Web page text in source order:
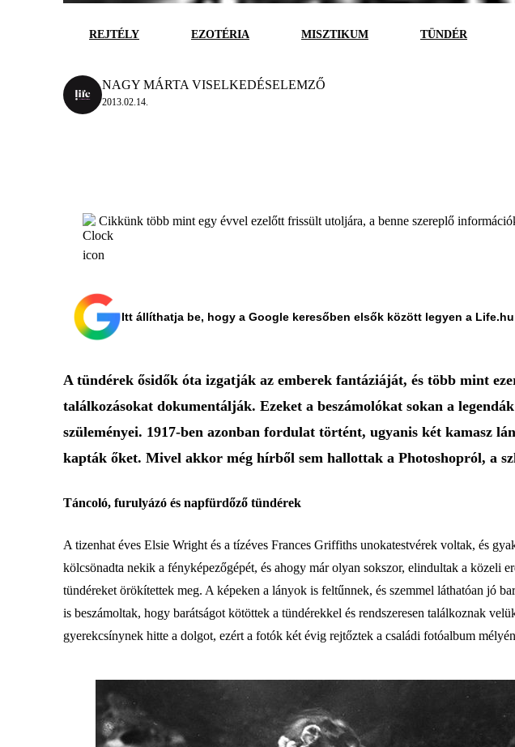
REJTÉLY EZOTÉRIA MISZTIKUM TÜNDÉR
NAGY MÁRTA VISELKEDÉSELEMZŐ
2013.02.14.
Cikkünk több mint egy évvel ezelőtt frissült utoljára, a benne szereplő
Itt állíthatja be, hogy a Google keresőben elsők között legyen a Life.hu
A tündérek ősidők óta izgatják az emberek fantáziáját, és több mint
találkozásokat dokumentálják. Ezeket a beszámolókat sokan a
szüleményei. 1917-ben azonban fordulat történt, ugyanis két kamasz
kapták őket. Mivel akkor még hírből sem hallottak a Photoshopról, a
Táncoló, furulyázó és napfürdőző tündérek
A tizenhat éves Elsie Wright és a tízéves Frances Griffiths unokatestvérek voltak, és
kölcsönadta nekik a fényképezőgépét, és ahogy már olyan sokszor, elindultak a közeli
tündéreket örökítettek meg. A képeken a lányok is feltűnnek, és szemmel láthatóan jó
is beszámoltak, hogy barátságot kötöttek a tündérekkel és rendszeresen találkoznak
gyerekcsínynek hitte a dolgot, ezért a fotók két évig rejtőztek a családi fotóalbum